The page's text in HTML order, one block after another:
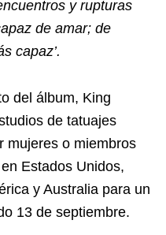
y rupturas
de amar; de
capaz’.
del álbum, King
de tatuajes
mujeres o miembros
Estados Unidos,
y Australia para un
13 de septiembre.